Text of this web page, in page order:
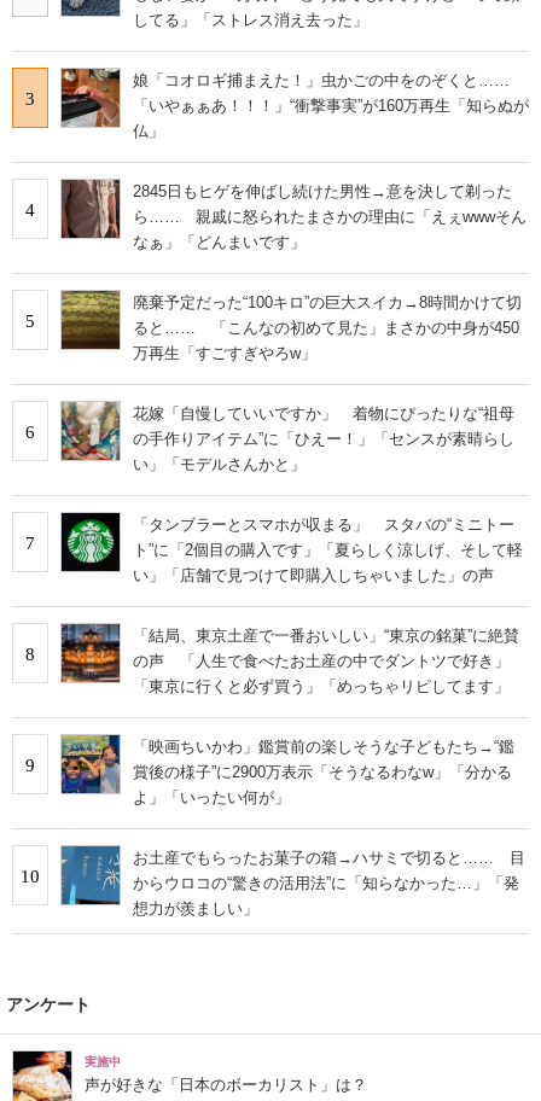
してる」「ストレス消え去った」
3
娘「コオロギ捕まえた！」虫かごの中をのぞくと……
「いやぁぁあ！！！」“衝撃事実”が160万再生「知らぬが
仏」
4
2845日もヒゲを伸ばし続けた男性→意を決して剃った
ら…… 親戚に怒られたまさかの理由に「えぇwwwそん
なぁ」「どんまいです」
5
廃棄予定だった“100キロ”の巨大スイカ→8時間かけて切
ると…… 「こんなの初めて見た」まさかの中身が450
万再生「すごすぎやろw」
6
花嫁「自慢していいですか」 着物にぴったりな“祖母
の手作りアイテム”に「ひえー！」「センスが素晴らし
い」「モデルさんかと」
7
「タンブラーとスマホが収まる」 スタバの“ミニトー
ト”に「2個目の購入です」「夏らしく涼しげ、そして軽
い」「店舗で見つけて即購入しちゃいました」の声
8
「結局、東京土産で一番おいしい」“東京の銘菓”に絶賛
の声 「人生で食べたお土産の中でダントツで好き」
「東京に行くと必ず買う」「めっちゃリピしてます」
9
「映画ちいかわ」鑑賞前の楽しそうな子どもたち→“鑑
賞後の様子”に2900万表示「そうなるわなw」「分かる
よ」「いったい何が」
10
お土産でもらったお菓子の箱→ハサミで切ると…… 目
からウロコの“驚きの活用法”に「知らなかった…」「発
想力が羨ましい」
アンケート
実施中
声が好きな「日本のボーカリスト」は？